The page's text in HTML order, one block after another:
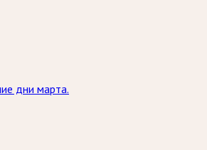
дни марта.